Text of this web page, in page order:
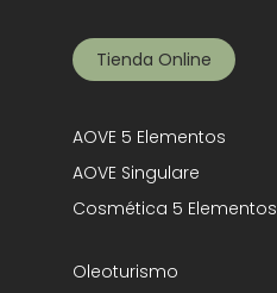
Tienda Online
AOVE 5 Elementos
AOVE Singulare
Cosmética 5 Elementos
Oleoturismo